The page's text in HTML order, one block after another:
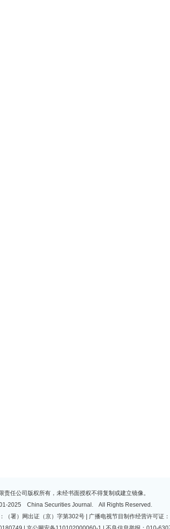
责任公司版权所有，未经书面授权不得复制或建立镜像。
2025 China Securities Journal. All Rights Reserved.
署）网出证（京）字第302号 | 广播电视节目制作经营许可证